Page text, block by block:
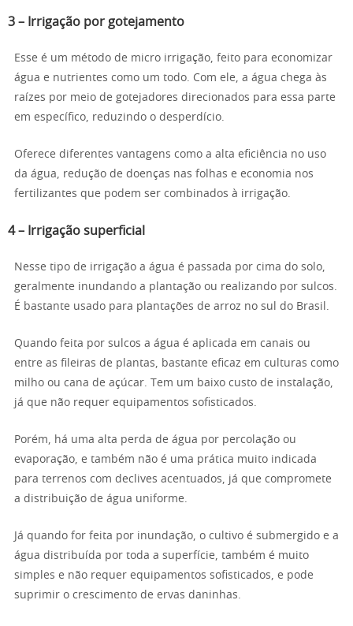
3 – Irrigação por gotejamento
Esse é um método de micro irrigação, feito para economizar
água e nutrientes como um todo. Com ele, a água chega às
raízes por meio de gotejadores direcionados para essa parte
em específico, reduzindo o desperdício.
Oferece diferentes vantagens como a alta eficiência no uso
da água, redução de doenças nas folhas e economia nos
fertilizantes que podem ser combinados à irrigação.
4 – Irrigação superficial
Nesse tipo de irrigação a água é passada por cima do solo,
geralmente inundando a plantação ou realizando por sulcos.
É bastante usado para plantações de arroz no sul do Brasil.
Quando feita por sulcos a água é aplicada em canais ou
entre as fileiras de plantas, bastante eficaz em culturas como
milho ou cana de açúcar. Tem um baixo custo de instalação,
já que não requer equipamentos sofisticados.
Porém, há uma alta perda de água por percolação ou
evaporação, e também não é uma prática muito indicada
para terrenos com declives acentuados, já que compromete
a distribuição de água uniforme.
Já quando for feita por inundação, o cultivo é submergido e a
água distribuída por toda a superfície, também é muito
simples e não requer equipamentos sofisticados, e pode
suprimir o crescimento de ervas daninhas.